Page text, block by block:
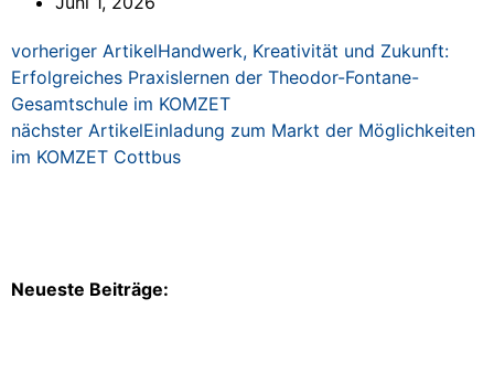
vorheriger ArtikelHandwerk, Kreativität und Zukunft:
Erfolgreiches Praxislernen der Theodor-Fontane-
Gesamtschule im KOMZET
nächster ArtikelEinladung zum Markt der Möglichkeiten
im KOMZET Cottbus
Neueste Beiträge: